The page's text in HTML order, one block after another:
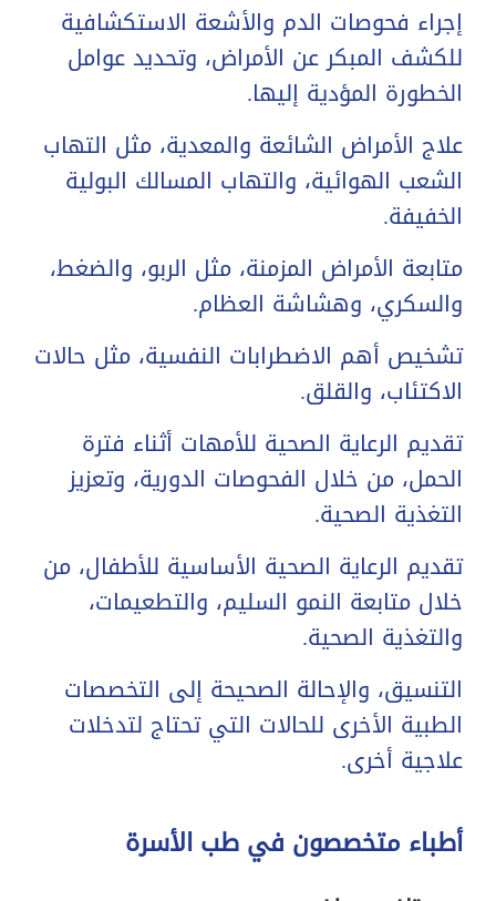
إجراء فحوصات الدم والأشعة الاستكشافية
للكشف المبكر عن الأمراض، وتحديد عوامل
الخطورة المؤدية إليها.
علاج الأمراض الشائعة والمعدية، مثل التهاب
الشعب الهوائية، والتهاب المسالك البولية
الخفيفة.
متابعة الأمراض المزمنة، مثل الربو، والضغط،
والسكري، وهشاشة العظام.
تشخيص أهم الاضطرابات النفسية، مثل حالات
الاكتئاب، والقلق.
تقديم الرعاية الصحية للأمهات أثناء فترة
الحمل، من خلال الفحوصات الدورية، وتعزيز
التغذية الصحية.
تقديم الرعاية الصحية الأساسية للأطفال، من
خلال متابعة النمو السليم، والتطعيمات،
والتغذية الصحية.
التنسيق، والإحالة الصحيحة إلى التخصصات
الطبية الأخرى للحالات التي تحتاج لتدخلات
علاجية أخرى.
أطباء متخصصون في طب الأسرة